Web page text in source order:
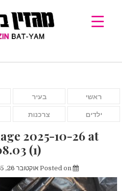
ראשי בעיר
ילדים צרכנות
2025-10-26 at
(1)
Posted on אוקטובר 26, 2025